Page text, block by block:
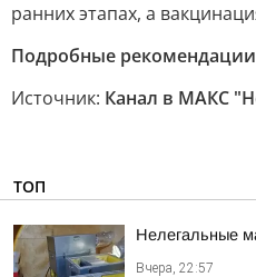
ранних этапах, а
Подробные рекомендации
Источник: Канал в МАКС
ТОП
Нелегальные
Вчера, 22:57